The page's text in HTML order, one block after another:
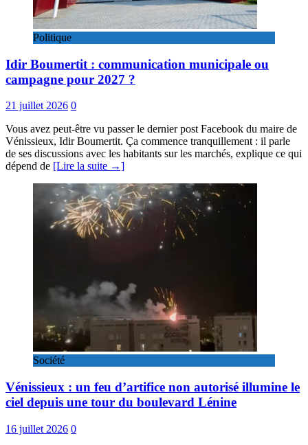
Politique
Idir Boumertit : communication municipale ou
campagne pour 2027 ?
21 juillet 2026 0
Vous avez peut-être vu passer le dernier post Facebook du maire de
Vénissieux, Idir Boumertit. Ça commence tranquillement : il parle
de ses discussions avec les habitants sur les marchés, explique ce qui
dépend de [Lire la suite →]
Société
Vénissieux : un feu d’artifice non autorisé illumine le
ciel depuis une tour du boulevard Lénine
16 juillet 2026 0